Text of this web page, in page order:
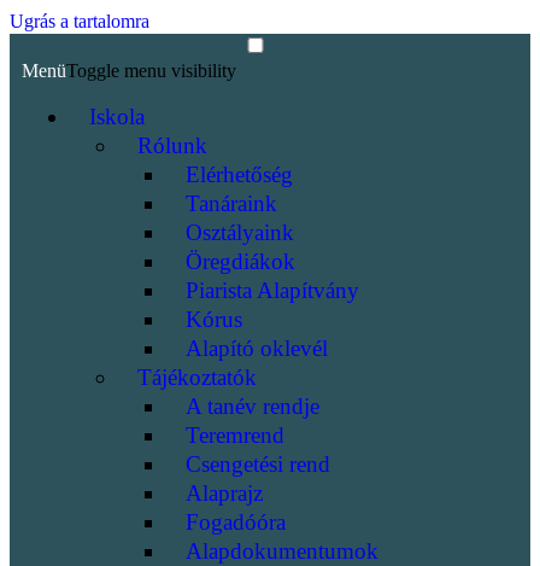
Ugrás a tartalomra
MenüToggle menu visibility
Iskola
Rólunk
Elérhetőség
Tanáraink
Osztályaink
Öregdiákok
Piarista Alapítvány
Kórus
Alapító oklevél
Tájékoztatók
A tanév rendje
Teremrend
Csengetési rend
Alaprajz
Fogadóóra
Alapdokumentumok